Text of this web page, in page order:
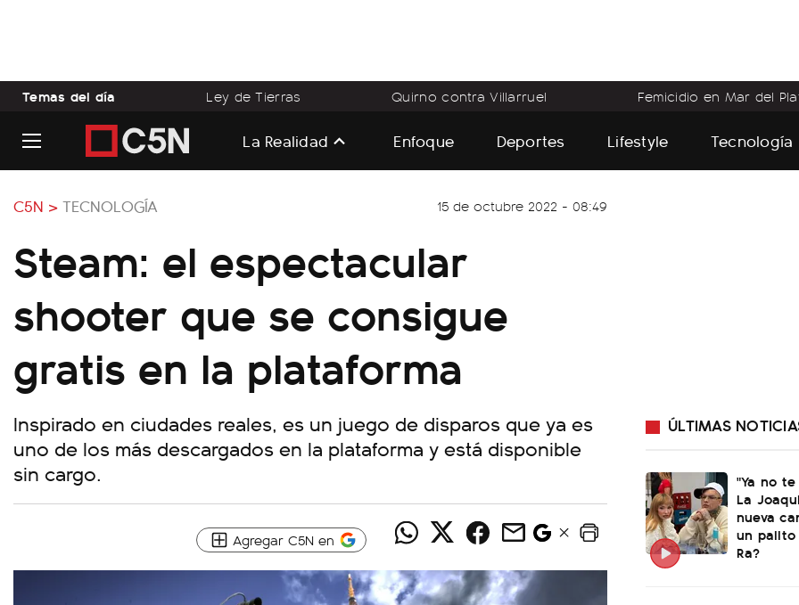
Temas del día Ley de Tierras Quirno contra Villarruel Femicidio en Mar del
La Realidad Enfoque Deportes Lifestyle Tecnología
C5N > TECNOLOGÍA 15 de octubre 2022 - 08:49
Steam: el espectacular
shooter que se consigue
gratis en la plataforma
Inspirado en ciudades reales, es un juego de disparos que ya es
uno de los más descargados en la plataforma y está disponible
sin cargo.
Agregar C5N en
ÚLTIMAS
"Ya no
La
nueva
un palito
Ra?